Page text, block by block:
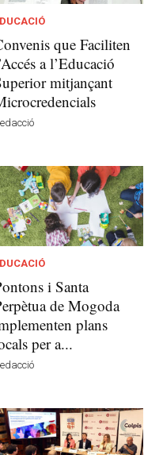
que Faciliten
a l’Educació
mitjançant
i Santa
de Mogoda
plans
per a...